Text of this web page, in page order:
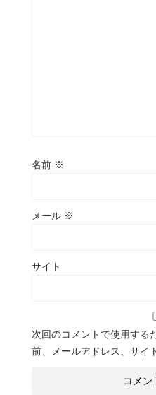
名前 ※
メール ※
サイト
次回のコメントで使用する
前、メールアドレス、サイ